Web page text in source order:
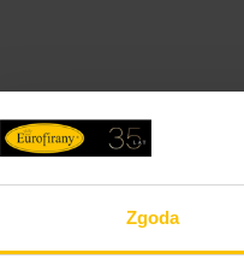
Zgoda